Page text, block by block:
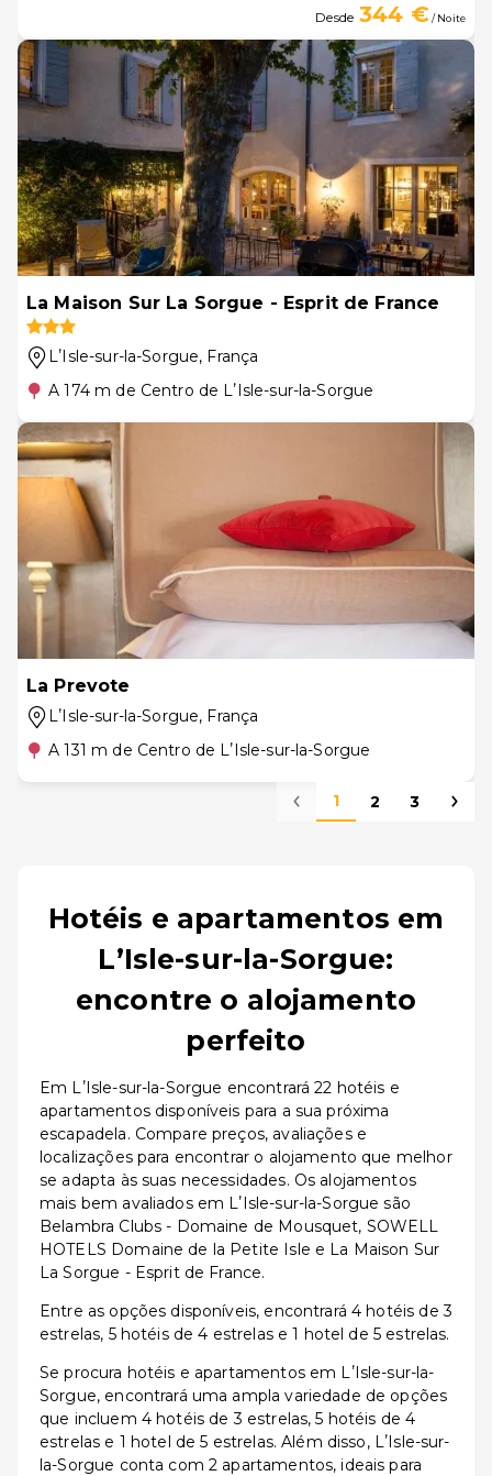
Desde 344 €/ Noite
La Maison Sur La Sorgue - Esprit de France
LʼIsle-sur-la-Sorgue, França
A 174 m de Centro de LʼIsle-sur-la-Sorgue
La Prevote
LʼIsle-sur-la-Sorgue, França
A 131 m de Centro de LʼIsle-sur-la-Sorgue
1 2 3
Hotéis e apartamentos em
LʼIsle-sur-la-Sorgue:
encontre o alojamento
perfeito
Em LʼIsle-sur-la-Sorgue encontrará 22 hotéis e
apartamentos disponíveis para a sua próxima
escapadela. Compare preços, avaliações e
localizações para encontrar o alojamento que melhor
se adapta às suas necessidades. Os alojamentos
mais bem avaliados em LʼIsle-sur-la-Sorgue são
Belambra Clubs - Domaine de Mousquet, SOWELL
HOTELS Domaine de la Petite Isle e La Maison Sur
La Sorgue - Esprit de France.
Entre as opções disponíveis, encontrará 4 hotéis de 3
estrelas, 5 hotéis de 4 estrelas e 1 hotel de 5 estrelas.
Se procura hotéis e apartamentos em LʼIsle-sur-la-
Sorgue, encontrará uma ampla variedade de opções
que incluem 4 hotéis de 3 estrelas, 5 hotéis de 4
estrelas e 1 hotel de 5 estrelas. Além disso, LʼIsle-sur-
la-Sorgue conta com 2 apartamentos, ideais para